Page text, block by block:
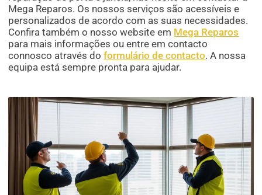
Mega Reparos. Os nossos serviços são acessíveis e
personalizados de acordo com as suas necessidades.
Confira também o nosso website em Mega Reparos
para mais informações ou entre em contacto
connosco através doformulário de contacto. A nossa
equipa está sempre pronta para ajudar.